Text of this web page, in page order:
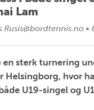
Lam
•
en sterk turnering
Helsingborg, hvor
U19-singel og